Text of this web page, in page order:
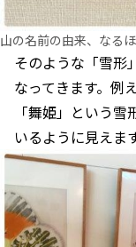
山の名前の由来、なる
そのような「雪形
なってきます。例
「舞姫」という
いるように見えます